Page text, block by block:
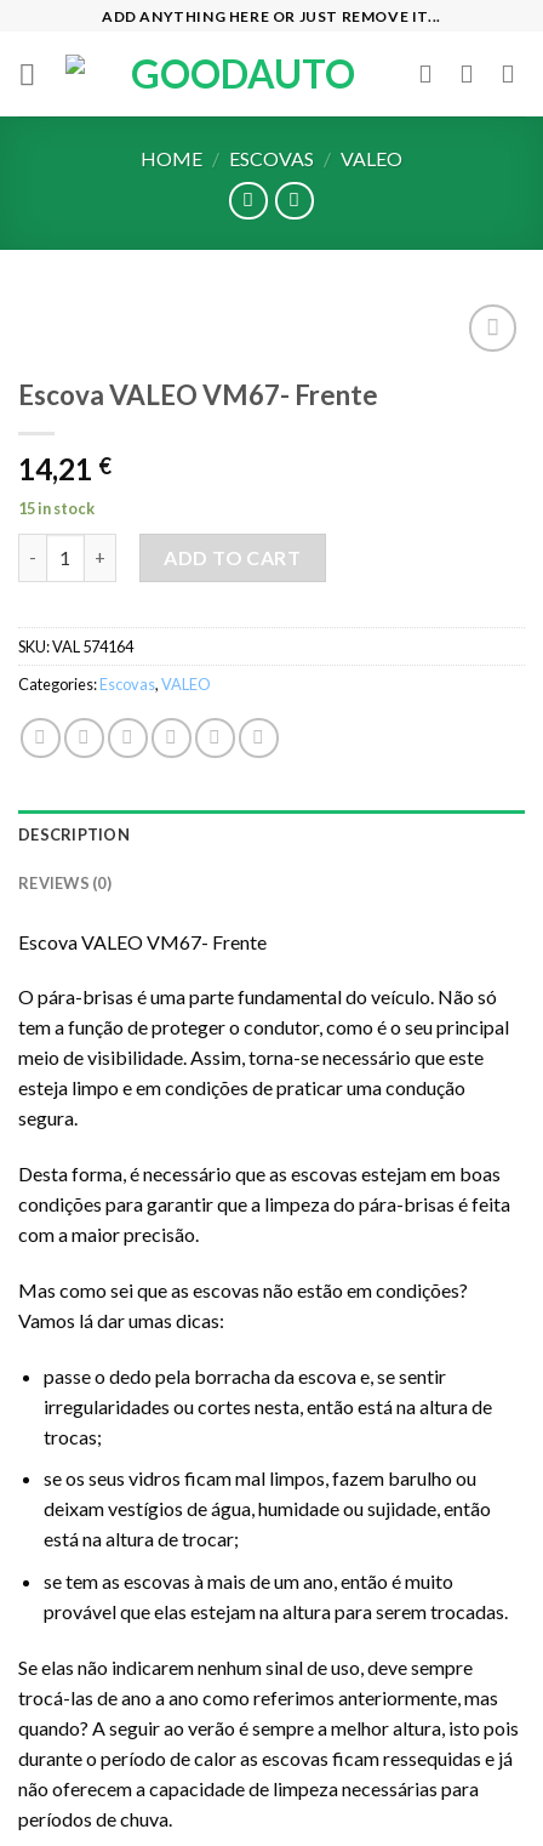
content
ADD ANYTHING HERE OR JUST REMOVE IT...
HOME / ESCOVAS / VALEO
Escova VALEO VM67- Frente
14,21 €
15 in stock
ADD TO CART
SKU:VAL 574164
Categories:Escovas,VALEO
DESCRIPTION
REVIEWS (0)
Escova VALEO VM67- Frente
O pára-brisas é uma parte fundamental do veículo. Não só
tem a função de proteger o condutor, como é o seu principal
meio de visibilidade. Assim, torna-se necessário que este
esteja limpo e em condições de praticar uma condução
segura.
Desta forma, é necessário que as escovas estejam em boas
condições para garantir que a limpeza do pára-brisas é feita
com a maior precisão.
Mas como sei que as escovas não estão em condições?
Vamos lá dar umas dicas:
passe o dedo pela borracha da escova e, se sentir
irregularidades ou cortes nesta, então está na altura de
trocas;
se os seus vidros ficam mal limpos, fazem barulho ou
deixam vestígios de água, humidade ou sujidade, então
está na altura de trocar;
se tem as escovas à mais de um ano, então é muito
provável que elas estejam na altura para serem trocadas.
Se elas não indicarem nenhum sinal de uso, deve sempre
trocá-las de ano a ano como referimos anteriormente, mas
quando? A seguir ao verão é sempre a melhor altura, isto pois
durante o período de calor as escovas ficam ressequidas e já
não oferecem a capacidade de limpeza necessárias para
períodos de chuva.